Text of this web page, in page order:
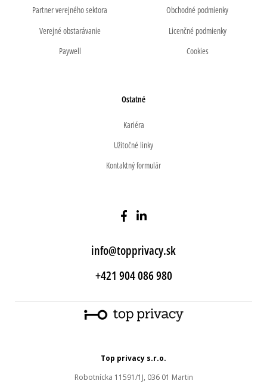
Partner verejného sektora
Verejné obstarávanie
Paywell
Obchodné podmienky
Licenčné podmienky
Cookies
Ostatné
Kariéra
Užitočné linky
Kontaktný formulár
info@topprivacy.sk
+421 904 086 980
Top privacy s.r.o.
Robotnícka 11591/1J, 036 01 Martin